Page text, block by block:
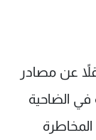
أورده موقع «لبنان 24»، نقلاً عن مصادر
الضاحية